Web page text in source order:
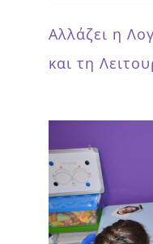
Αλλάζει η
και τη